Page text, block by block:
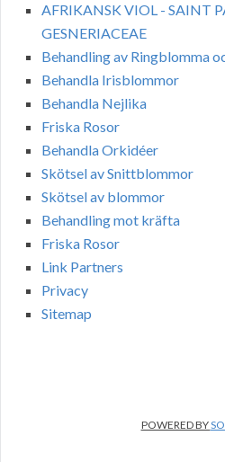
AFRIKANSK VIOL - SAINT
GESNERIACEAE
Behandling av Ringblomma
Behandla Irisblommor
Behandla Nejlika
Friska Rosor
Behandla Orkidéer
Skötsel av Snittblommor
Skötsel av blommor
Behandling mot kräfta
Friska Rosor
Link Partners
Privacy
Sitemap
POWERED BY